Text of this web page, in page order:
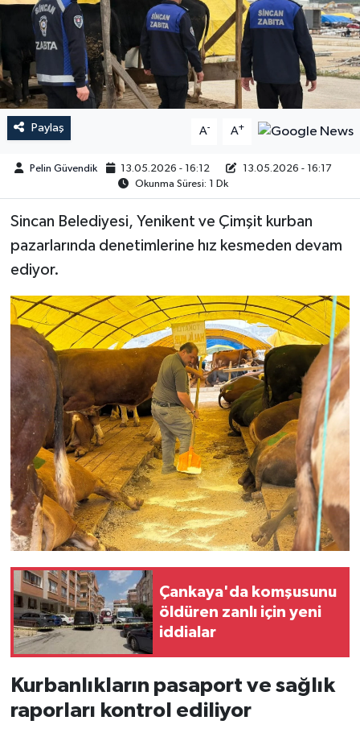
Paylaş A- A+
Pelin Güvendik 13.05.2026 - 16:12
13.05.2026 - 16:17
Okunma Süresi: 1 Dk
Sincan Belediyesi, Yenikent ve Çimşit kurban
pazarlarında denetimlerine hız kesmeden devam
ediyor.
Çankaya'da komşusunu
öldüren zanlı için yeni
iddialar
Kurbanlıkların pasaport ve sağlık
raporları kontrol ediliyor